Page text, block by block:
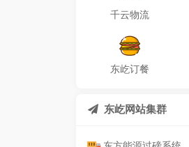
千云物流
东屹订餐
东屹网站集群